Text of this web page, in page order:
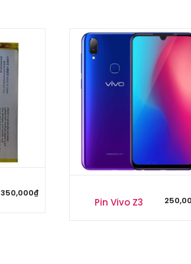
350,000₫
Pin Vivo Z3